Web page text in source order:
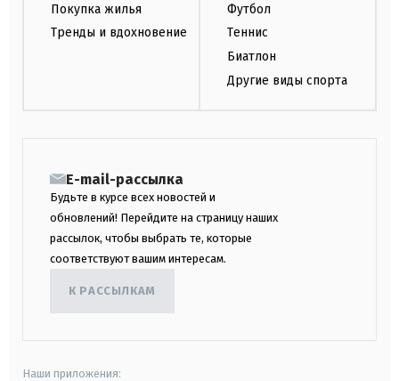
Покупка жилья
Тренды и вдохновение
Футбол
Теннис
Биатлон
Другие виды спорта
E-mail-рассылка
Будьте в курсе всех новостей и
обновлений! Перейдите на страницу наших
рассылок, чтобы выбрать те, которые
соответствуют вашим интересам.
К РАССЫЛКАМ
Наши приложения: